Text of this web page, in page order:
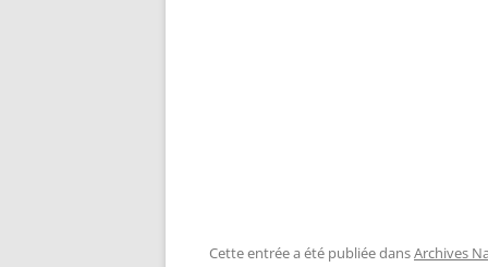
AU
AUX
Cette entrée a été publiée dansArchives